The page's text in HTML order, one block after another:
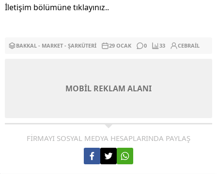
İletişim bölümüne tıklayınız..
BAKKAL - MARKET - ŞARKÜTERI 29 OCAK 0 33 CEBRAIL
MOBİL REKLAM ALANI
FİRMAYI SOSYAL MEDYA HESAPLARINDA PAYLAŞ